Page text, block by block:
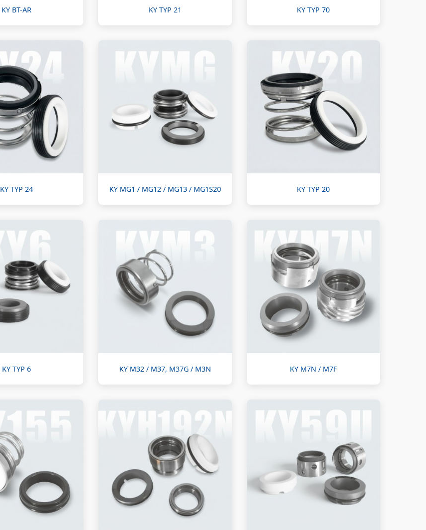
KY BT-AR KY TYP 21 KY TYP 70
KY TYP 24 KY MG1 / MG12 / MG13 / MG1S20 KY TYP 20
KY TYP 6 KY M32 / M37, M37G / M3N KY M7N / M7F